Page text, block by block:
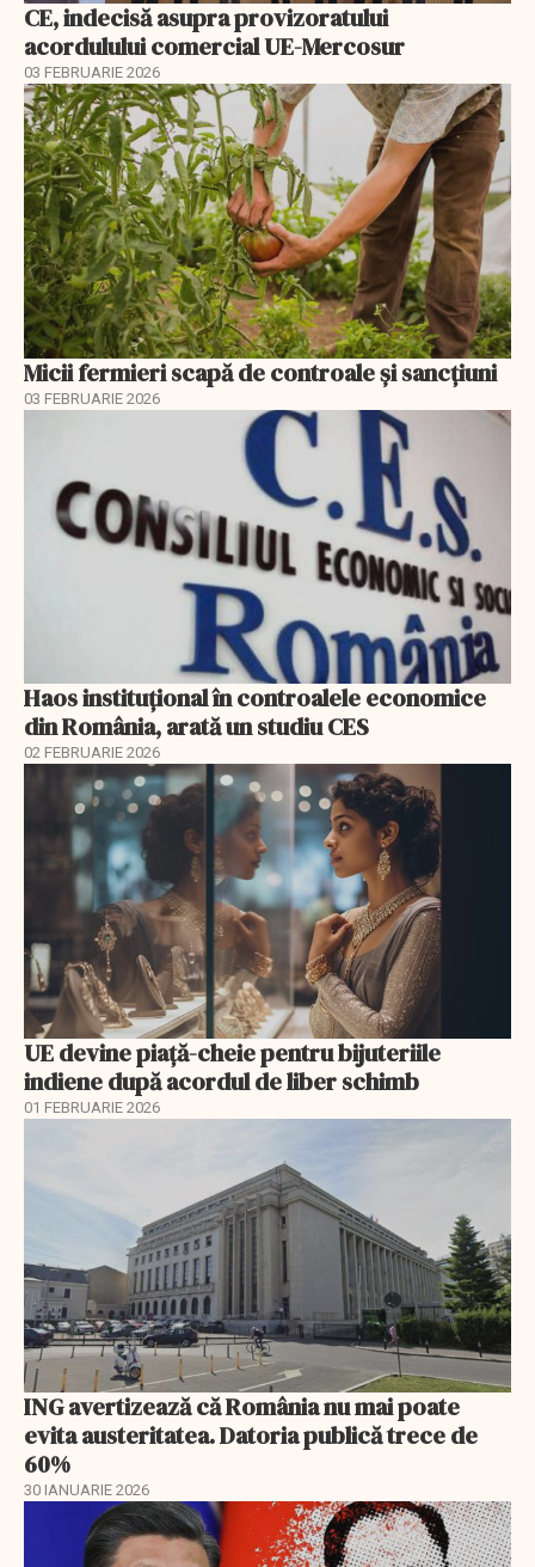
CE, indecisă asupra provizoratului
acordulului comercial UE-Mercosur
03 FEBRUARIE 2026
Micii fermieri scapă de controale și sancțiuni
03 FEBRUARIE 2026
Haos instituțional în controalele economice
din România, arată un studiu CES
02 FEBRUARIE 2026
UE devine piață-cheie pentru bijuteriile
indiene după acordul de liber schimb
01 FEBRUARIE 2026
ING avertizează că România nu mai poate
evita austeritatea. Datoria publică trece de
60%
30 IANUARIE 2026